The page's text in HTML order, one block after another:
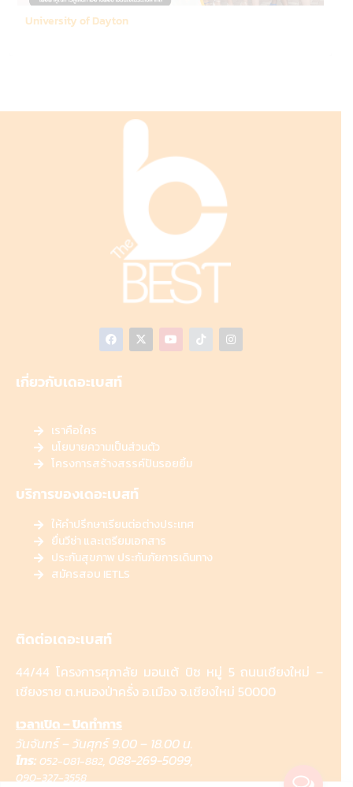
University of Dayton
เกี่ยวกับเดอะเบสท์
เราคือใคร
นโยบายความเป็นส่วนตัว
โครงการสร้างสรรค์ปันรอยยิ้ม
บริการของเดอะเบสท์
ให้คำปรึกษาเรียนต่อต่างประเทศ
ยื่นวีซ่า และเตรียมเอกสาร
ประกันสุขภาพ ประกันภัยการเดินทาง
สมัครสอบ IETLS
ติดต่อเดอะเบสท์
44/44 โครงการศุภาลัย มอนเต้ บิซ หมู่ 5 ถนนเชียงใหม่ –
เชียงราย ต.หนองป่าครั่ง อ.เมือง จ.เชียงใหม่ 50000
เวลาเปิด – ปิดทำการ
วันจันทร์ – วันศุกร์ 9.00 – 18.00 น.
โทร: 052-081-882, 088-269-5099,
090-327-3558